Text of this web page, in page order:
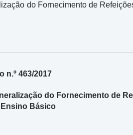
do Fornecimento de
n.º 463/2017
do Fornecimento de
Básico